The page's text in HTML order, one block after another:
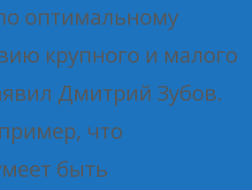
оптимальному
крупного и малого
Дмитрий Зубов.
что
быть